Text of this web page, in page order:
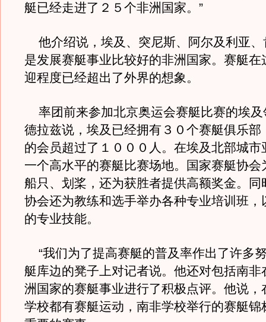
艇已经走进了２５个非洲国家。”
他介绍说，埃及、突尼斯、阿尔及利亚、
是发展赛艇事业比较好的非洲国家。赛艇在
迎程度已经超出了外界的想象。
率团前来参加北京奥运会赛艇比赛的埃及
德拉兹说，埃及已经拥有３０个赛艇俱乐部
的会员超过了１０００人。在埃及北部城市
一个高水平的赛艇比赛场地。国家赛艇协会
船只、划桨，还为获胜者提供高额奖金。同
协会还为教练和选手举办各种专业培训班，
的专业技能。
“我们为了提高赛艇的普及率作出了许多
艇库边的凳子上对记者说。他还对包括南非
洲国家的赛艇事业进行了积极点评。他说，
学校都有赛艇运动，南非学校举行的赛艇锦